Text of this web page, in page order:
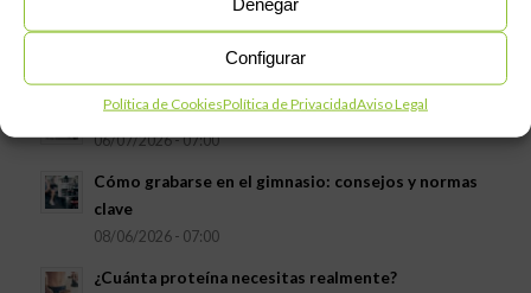
Configurar
Política de CookiesPolítica de PrivacidadAviso Legal
La importancia de la técnica frente al peso en un
Entrenamiento en sala vs clases dirigidas
06/07/2026 - 07:00
Cómo grabarse en el gimnasio: consejos y normas
clave
08/06/2026 - 07:00
¿Cuánta proteína necesitas realmente?